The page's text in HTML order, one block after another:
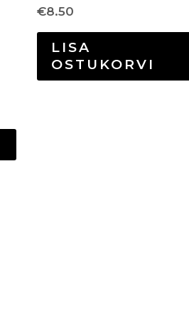
€8.50
LISA
OSTUKORVI